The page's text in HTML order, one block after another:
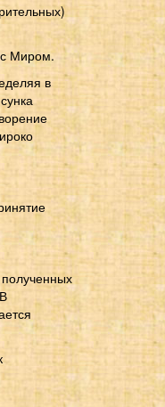
с Миром.
в